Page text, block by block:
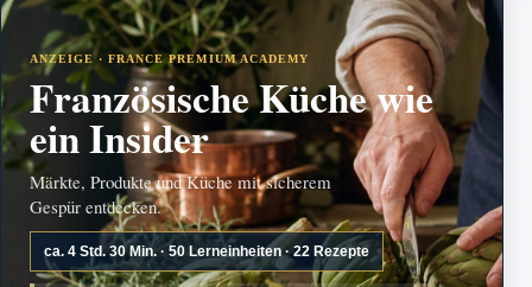
ANZEIGE · FRANCE PREMIUM ACADEMY
Französische Küche wie
ein Insider
Märkte, Produkte und Küche mit sicherem
Gespür entdecken.
ca. 4 Std. 30 Min. · 50 Lerneinheiten · 22 Rezepte